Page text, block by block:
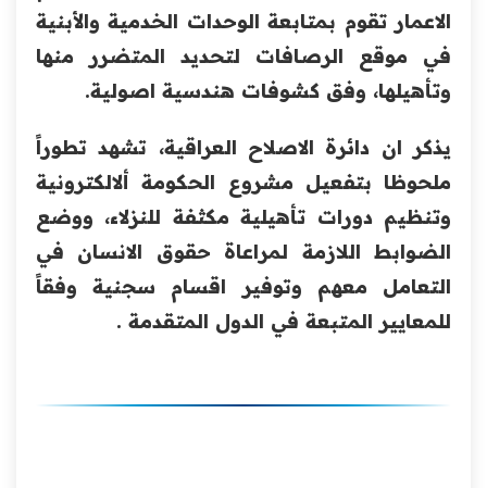
الاعمار تقوم بمتابعة الوحدات الخدمية والأبنية
في موقع الرصافات لتحديد المتضرر منها
وتأهيلها، وفق كشوفات هندسية اصولية.
يذكر ان دائرة الاصلاح العراقية، تشهد تطوراً
ملحوظا بتفعيل مشروع الحكومة ألالكترونية
وتنظيم دورات تأهيلية مكثفة للنزلاء، ووضع
الضوابط اللازمة لمراعاة حقوق الانسان في
التعامل معهم وتوفير اقسام سجنية وفقاً
للمعايير المتبعة في الدول المتقدمة .